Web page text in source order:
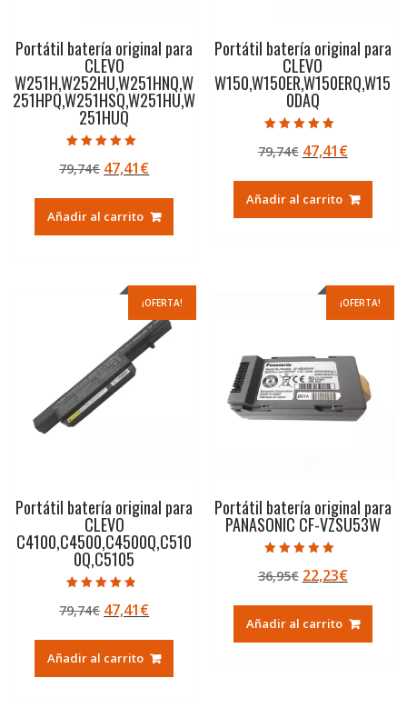
Portátil batería original para
CLEVO
W251H,W252HU,W251HNQ,W
251HPQ,W251HSQ,W251HU,W
251HUQ
5.00
de 5
79,74€ El
original
era:
47,41€El
actual
es:
Añadir al carrito
Portátil batería original para
CLEVO
W150,W150ER,W150ERQ,W15
0DAQ
5.00
de 5
79,74€ El
original
era:
47,41€El
actual
es:
Añadir al carrito
¡OFERTA!
Portátil batería original para
CLEVO
C4100,C4500,C4500Q,C510
0Q,C5105
4.50
de 5
79,74€ El
original
era:
47,41€El
actual
es:
Añadir al carrito
¡OFERTA!
Portátil batería original para
PANASONIC CF-VZSU53W
5.00
de 5
36,95€ El
original
era:
22,23€El
actual
es:
Añadir al carrito